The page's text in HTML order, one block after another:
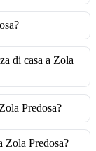
di casa a Zola
Predosa?
Zola Predosa?